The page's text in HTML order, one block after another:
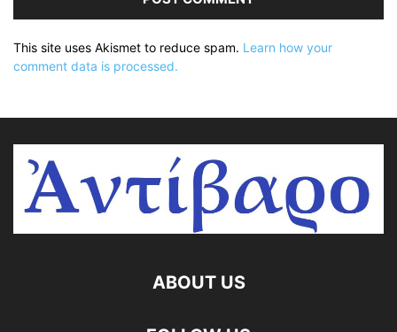
This site uses Akismet to reduce spam. Learn how your
comment data is processed.
ABOUT US